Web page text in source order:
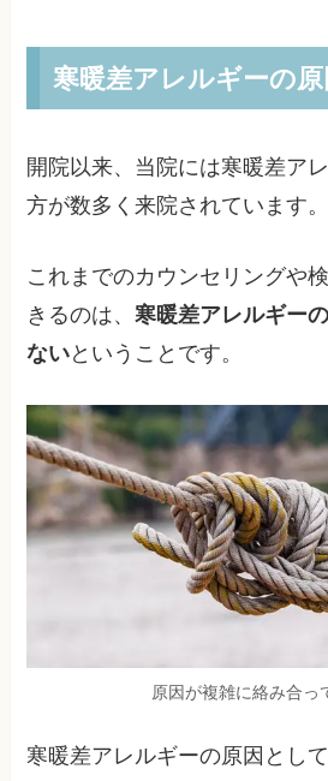
寒暖差アレルギーの
開院以来、当院には寒暖差ア
方が数多く来院されています。
これまでのカウンセリングや
きるのは、寒暖差アレルギー
ないということです。
原因が複雑に絡み合っ
寒暖差アレルギーの原因とし